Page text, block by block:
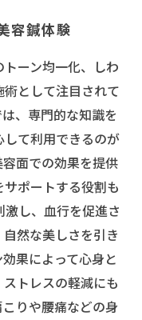
容鍼体験
ーン均一化、しわ
として注目されて
、専門的な知識を
て利用できるのが
面での効果を提供
ポートする役割も
し、血行を促進さ
然な美しさを引き
果によって心身と
トレスの軽減にも
りや腰痛などの身